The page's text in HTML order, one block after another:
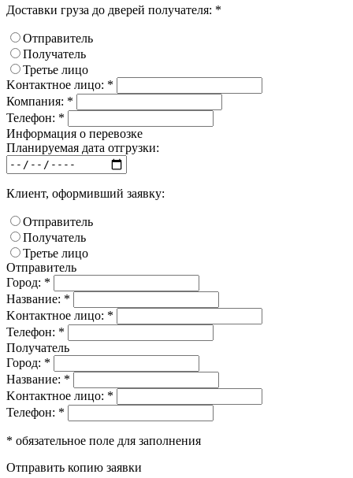
Доставки груза до дверей получателя: *
Отправитель
Получатель
Третье лицо
Kонтактное лицо: *
Компания: *
Телефон: *
Информация о перевозке
Планируемая дата отгрузки:
Клиент, оформивший заявку:
Отправитель
Получатель
Третье лицо
Отправитель
Город: *
Название: *
Kонтактное лицо: *
Телефон: *
Получатель
Город: *
Название: *
Kонтактное лицо: *
Телефон: *
* обязательное поле для заполнения
Отправить копию заявки